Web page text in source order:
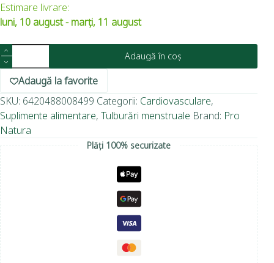
Estimare livrare:
luni, 10 august - marți, 11 august
Adaugă în coș
Adaugă la favorite
SKU: 6420488008499 Categorii: Cardiovasculare,
Suplimente alimentare, Tulburări menstruale Brand: Pro
Natura
Plăți 100% securizate